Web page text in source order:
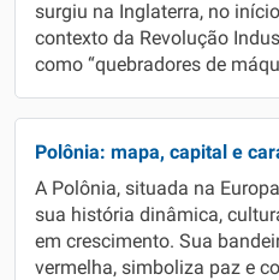
surgiu na Inglaterra, no
contexto da Revolução
como “quebradores de
Polônia: mapa, capital e
A Polônia, situada na
sua história dinâmica,
em crescimento. Sua
vermelha, simboliza paz e